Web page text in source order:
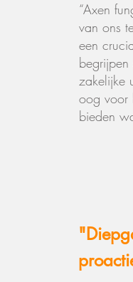
“Axen
van ons
een
zakelijke
oog voor
bieden